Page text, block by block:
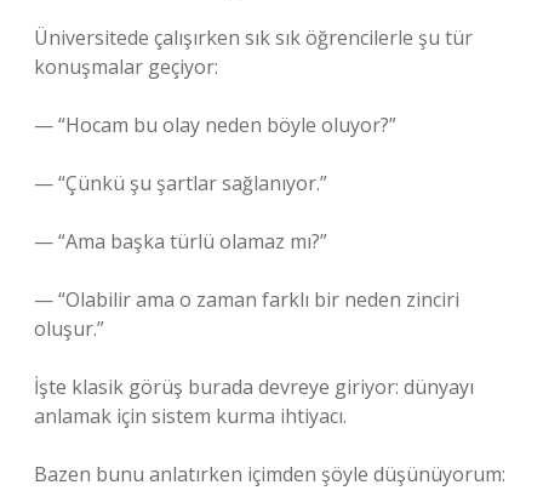
Üniversitede çalışırken sık sık öğrencilerle şu tür
konuşmalar geçiyor:
— “Hocam bu olay neden böyle oluyor?”
— “Çünkü şu şartlar sağlanıyor.”
— “Ama başka türlü olamaz mı?”
— “Olabilir ama o zaman farklı bir neden zinciri
oluşur.”
İşte klasik görüş burada devreye giriyor: dünyayı
anlamak için sistem kurma ihtiyacı.
Bazen bunu anlatırken içimden şöyle düşünüyorum: